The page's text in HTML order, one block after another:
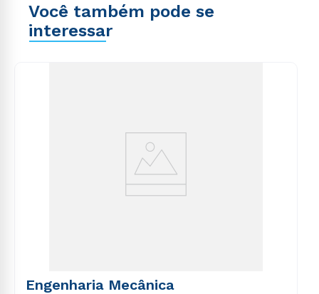
Você também pode se
interessar
Engenharia Mecânica